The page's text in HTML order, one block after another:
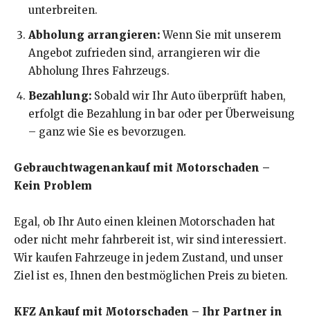
unterbreiten.
Abholung arrangieren:Wenn Sie mit unserem
Angebot zufrieden sind, arrangieren wir die
Abholung Ihres Fahrzeugs.
Bezahlung: Sobald wir Ihr Auto überprüft haben,
erfolgt die Bezahlung in bar oder per Überweisung
– ganz wie Sie es bevorzugen.
Gebrauchtwagenankauf mit Motorschaden –
Kein Problem
Egal, ob Ihr Auto einen kleinen Motorschaden hat
oder nicht mehr fahrbereit ist, wir sind interessiert.
Wir kaufen Fahrzeuge in jedem Zustand, und unser
Ziel ist es, Ihnen den bestmöglichen Preis zu bieten.
KFZ Ankauf mit Motorschaden – Ihr Partner in